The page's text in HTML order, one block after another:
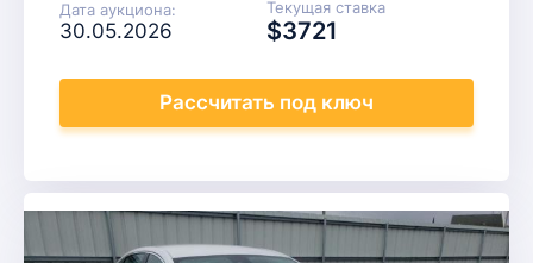
Дата аукциона:
30.05.2026
Текущая ставка
$3721
Рассчитать под ключ